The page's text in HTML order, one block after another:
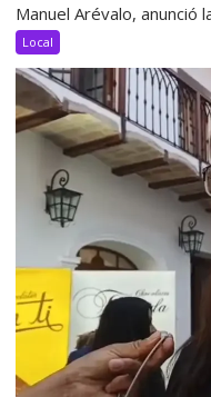
Manuel Arévalo, anunció
Local